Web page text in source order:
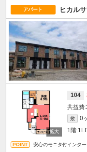
アパート ヒカル
104
敷 0
1階
安心のモニタ付インタ